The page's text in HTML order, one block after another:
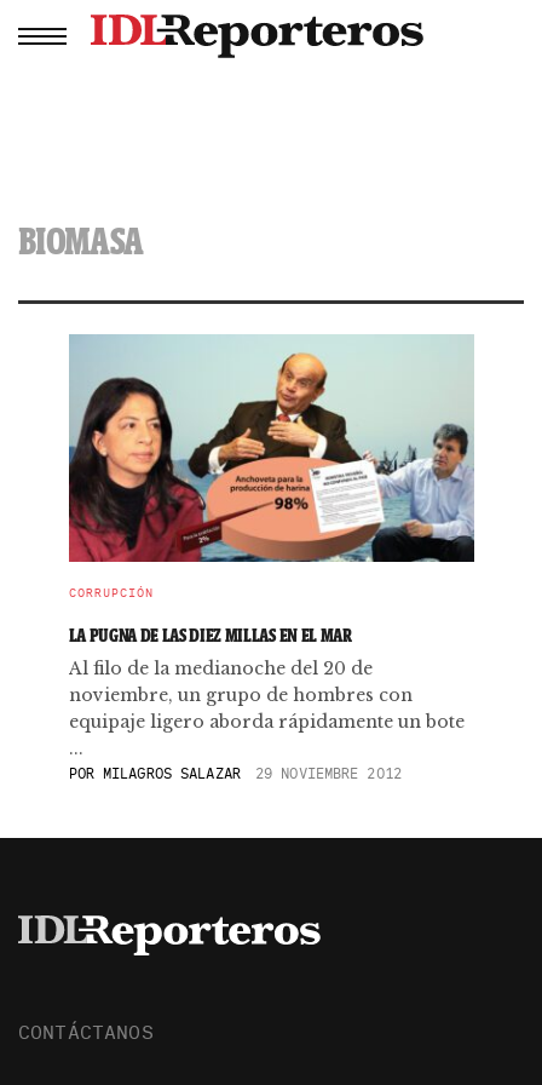
BIOMASA
CORRUPCIÓN
LA PUGNA DE LAS DIEZ MILLAS EN EL MAR
Al filo de la medianoche del 20 de
noviembre, un grupo de hombres con
equipaje ligero aborda rápidamente un bote
...
PORMILAGROS SALAZAR 29 NOVIEMBRE 2012
CONTÁCTANOS